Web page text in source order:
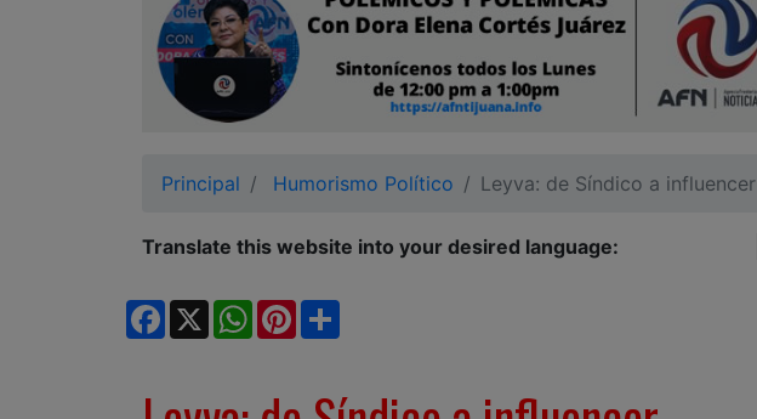
Principal Humorismo Político Leyva: de Síndico a influencer
Translate this website into your desired language:
Facebook
X WhatsApp
Pinterest